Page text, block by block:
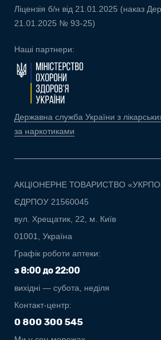
Ліцензія б/н від 21.01.2025 (наказ
21.01.2025 № 93-25)
Наші партнери:
Державна служба України з
за наркотиками
АКЦІОНЕРНЕ ТОВАРИСТВО
ЄДРПОУ 21560045
вул. Хрещатик, 22, м. Київ
01001, Україна
Графік роботи аптеки:
з 8:00 до 22:00
вихідні — субота, неділя
Контакт-центр:
0 800 300 545